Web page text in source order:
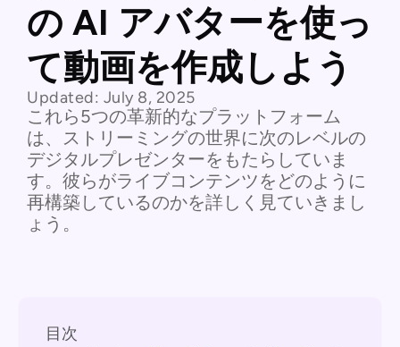
の AI アバターを使っ
て動画を作成しよう
Updated: July 8, 2025
これら5つの革新的なプラットフォーム
は、ストリーミングの世界に次のレベルの
デジタルプレゼンターをもたらしていま
す。彼らがライブコンテンツをどのように
再構築しているのかを詳しく見ていきまし
ょう。
目次